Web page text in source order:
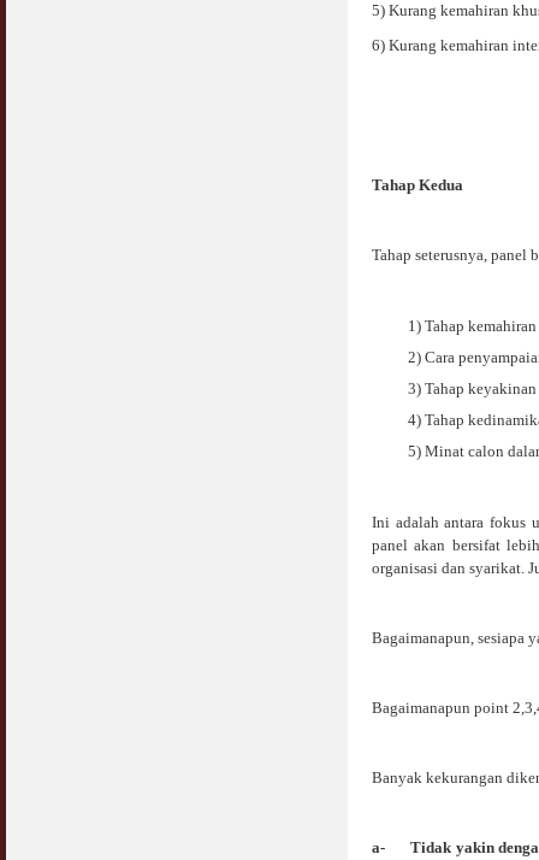
5) Kurang kemahiran
6) Kurang kemahiran
Tahap Kedua
Tahap seterusnya, panel
1) Tahap
2) Cara
3) Tahap keyakinan
4) Tahap
5) Minat calon
Ini adalah antara fokus
panel akan bersifat
organisasi dan syarikat.
Bagaimanapun, sesiapa
Bagaimanapun point
Banyak kekurangan
a-Tidak yakin